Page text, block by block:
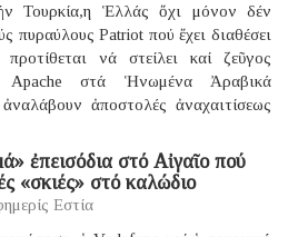
Τουρκία,η Ἑλλάς ὄχι μόνον δέν
πυραύλους Patriot πού ἔχει διαθέσει
νά στείλει καί ζεῦγος
Apache στά Ἡνωμένα Ἀραβικά
ἀποστολές ἀναχαιτίσεως
ἐπεισόδια στό Αἰγαῖο πού
«σκιές» στό καλώδιο
Εστία